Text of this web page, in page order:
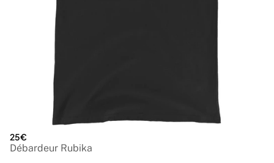
25€
Débardeur Rubika